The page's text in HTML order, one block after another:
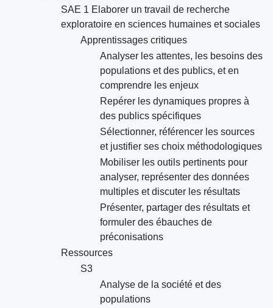
SAE 1 Elaborer un travail de recherche
exploratoire en sciences humaines et sociales
Apprentissages critiques
Analyser les attentes, les besoins des
populations et des publics, et en
comprendre les enjeux
Repérer les dynamiques propres à
des publics spécifiques
Sélectionner, référencer les sources
et justifier ses choix méthodologiques
Mobiliser les outils pertinents pour
analyser, représenter des données
multiples et discuter les résultats
Présenter, partager des résultats et
formuler des ébauches de
préconisations
Ressources
S3
Analyse de la société et des
populations